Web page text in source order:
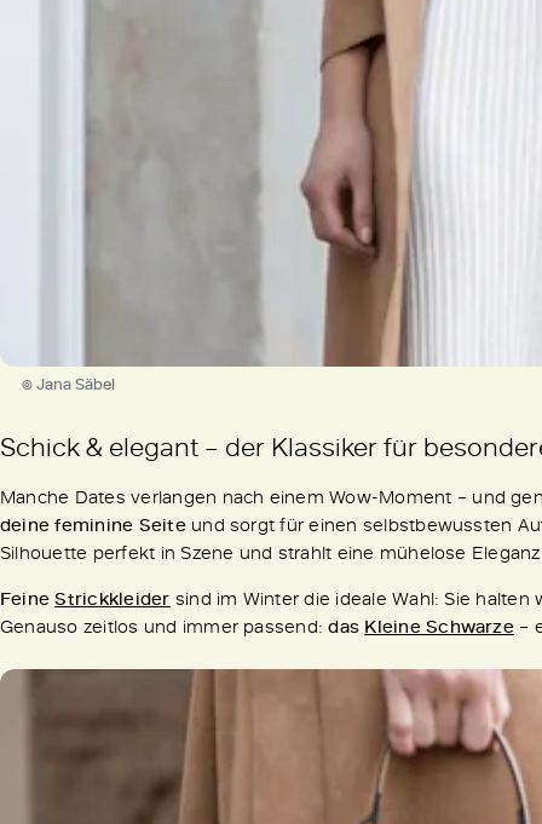
© Jana Säbel
Schick & elegant – der Klassiker für
Manche Dates verlangen nach einem Wow-Moment – und
deine feminine Seiteund sorgt für einen selbstbewussten
Silhouette perfekt in Szene und strahlt eine mühelose
FeineStrickkleider sind im Winter die ideale Wahl: Sie
Genauso zeitlos und immer passend:das Kleine Schwarze–